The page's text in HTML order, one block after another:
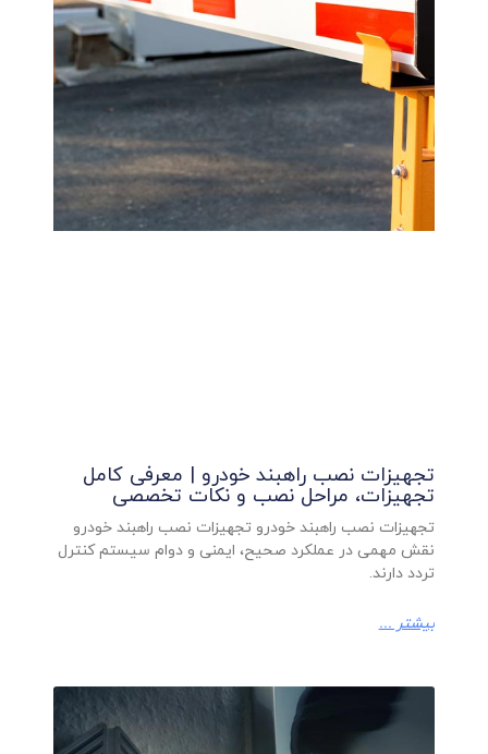
تجهیزات نصب راهبند خودرو | معرفی کامل
تجهیزات، مراحل نصب و نکات تخصصی
تجهیزات نصب راهبند خودرو تجهیزات نصب راهبند خودرو
نقش مهمی در عملکرد صحیح، ایمنی و دوام سیستم کنترل
تردد دارند.
بیشتر ...